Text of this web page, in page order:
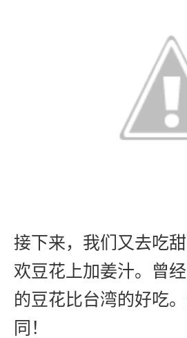
接下来，我们又去吃
欢豆花上加姜汁。曾
的豆花比台湾的好吃
同！